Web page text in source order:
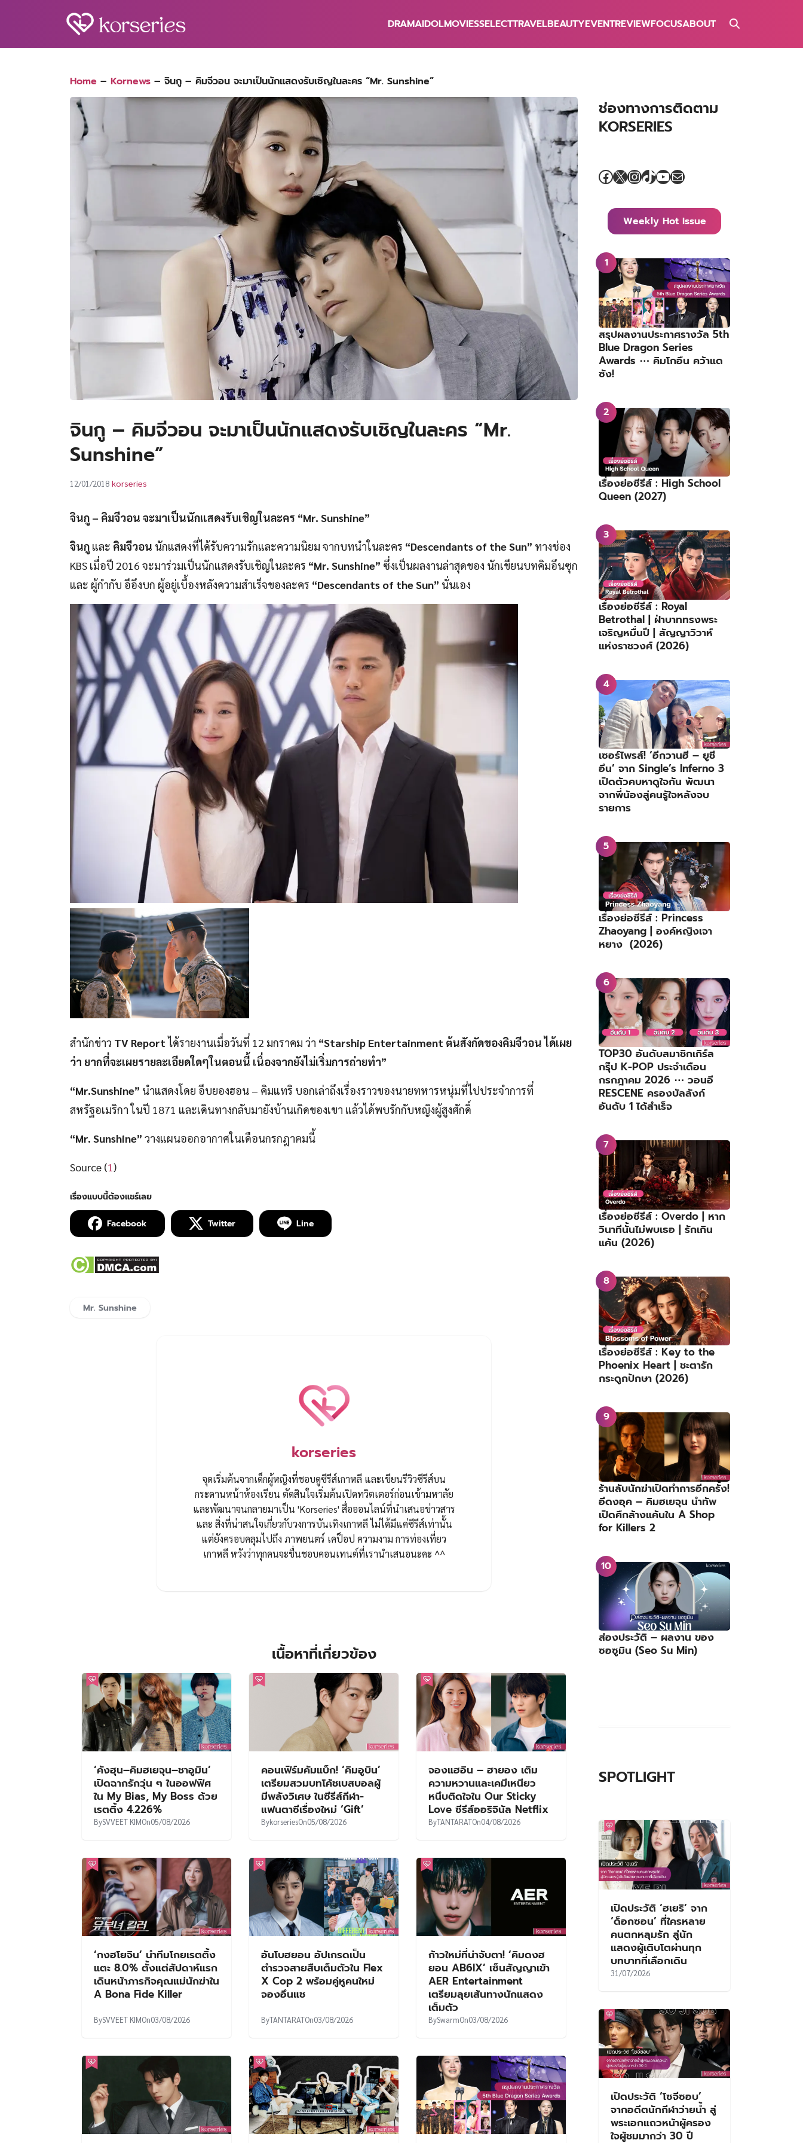
DRAMAIDOLMOVIESSELECTTRAVELBEAUTYEVENTREVIEWFOCUSABOUT
Home – Kornews – จินกู – คิมจีวอน จะมาเป็นนักแสดงรับเชิญในละคร “Mr. Sunshine”
จินกู – คิมจีวอน จะมาเป็นนักแสดงรับเชิญในละคร “Mr.
Sunshine”
12/01/2018 korseries
จินกู – คิมจีวอน จะมาเป็นนักแสดงรับเชิญในละคร “Mr. Sunshine”
จินกู และ คิมจีวอน นักแสดงที่ได้รับความรักและความนิยม จากบทนำในละคร “Descendants of the Sun” ทางช่อง
KBS เมื่อปี 2016 จะมาร่วมเป็นนักแสดงรับเชิญในละคร “Mr. Sunshine” ซึ่งเป็นผลงานล่าสุดของ นักเขียนบทคิมอึนซุก
และ ผู้กำกับ อีอึงบก ผู้อยู่เบื้องหลังความสำเร็จของละคร “Descendants of the Sun” นั่นเอง
สำนักข่าว TV Report ได้รายงานเมื่อวันที่ 12 มกราคม ว่า “Starship Entertainment ต้นสังกัดของคิมจีวอน ได้เผย
ว่า ยากที่จะเผยรายละเอียดใดๆในตอนนี้ เนื่องจากยังไม่เริ่มการถ่ายทำ”
“Mr.Sunshine” นำแสดงโดย อีบยองฮอน – คิมแทริ บอกเล่าถึงเรื่องราวของนายทหารหนุ่มที่ไปประจำการที่
สหรัฐอเมริกา ในปี 1871 และเดินทางกลับมายังบ้านเกิดของเขา แล้วได้พบรักกับหญิงผู้สูงศักดิ์
“Mr. Sunshine” วางแผนออกอากาศในเดือนกรกฎาคมนี้
Source (1)
Facebook Twitter Line
Mr. Sunshine
korseries
จุดเริ่มต้นจากเด็กผู้หญิงที่ชอบดูซีรีส์เกาหลี และเขียนรีวิวซีรีส์บน
กระดานหน้าห้องเรียน ตัดสินใจเริ่มต้นเปิดทวิตเตอร์ก่อนเข้ามหาลัย
และพัฒนาจนกลายมาเป็น 'Korseries' สื่อออนไลน์ที่นำเสนอข่าวสาร
และ สิ่งที่น่าสนใจเกี่ยวกับวงการบันเทิงเกาหลี ไม่ได้มีแค่ซีรีส์เท่านั้น
แต่ยังครอบคลุมไปถึง ภาพยนตร์ เคป็อป ความงาม การท่องเที่ยว
เกาหลี หวังว่าทุกคนจะชื่นชอบคอนเทนต์ที่เรานำเสนอนะคะ ^^
เนื้อหาที่เกี่ยวข้อง
‘คังฮุน–คิมฮเยจุน–ชาอูมิน’
เปิดฉากรักวุ่น ๆ ในออฟฟิศ
ใน My Bias, My Boss ด้วย
เรตติ้ง 4.226%
BySVVEET KIMOn05/08/2026
คอนเฟิร์มคัมแบ็ก! ‘คิมอูบิน’
เตรียมสวมบทโค้ชเบสบอลผู้
มีพลังวิเศษ ในซีรีส์กีฬา-
แฟนตาซีเรื่องใหม่ ‘Gift’
BykorseriesOn05/08/2026
จองแฮอิน – ฮายอง เติม
ความหวานและเคมีเหนียว
หนึบติดใจใน Our Sticky
Love ซีรีส์ออริจินัล Netflix
ByTANTARATOn04/08/2026
‘กงฮโยจิน’ นำทีมโกยเรตติ้ง
แตะ 8.0% ตั้งแต่สัปดาห์แรก
เดินหน้าภารกิจคุณแม่นักฆ่าใน
A Bona Fide Killer
BySVVEET KIMOn03/08/2026
อันโบฮยอน อัปเกรดเป็น
ตำรวจสายสืบเต็มตัวใน Flex
X Cop 2 พร้อมคู่หูคนใหม่
จองอึนแช
ByTANTARATOn03/08/2026
ก้าวใหม่ที่น่าจับตา! ‘คิมดงฮ
ยอน AB6IX’ เซ็นสัญญาเข้า
AER Entertainment
เตรียมลุยเส้นทางนักแสดง
เต็มตัว
BySwarmOn03/08/2026
ช่องทางการติดตาม
KORSERIES
Facebook
X Instagram
TikTok
YouTube
Mail
Weekly Hot Issue
สรุปผลงานประกาศรางวัล 5th
Blue Dragon Series
Awards ⋯ คิมโกอึน คว้าแด
ซัง!
เรื่องย่อซีรีส์ : High School
Queen (2027)
เรื่องย่อซีรีส์ : Royal
Betrothal | ฝ่าบาททรงพระ
เจริญหมื่นปี | สัญญาวิวาห์
แห่งราชวงศ์ (2026)
เซอร์ไพรส์! ‘อีกวานฮี – ยูชี
อึน’ จาก Single’s Inferno 3
เปิดตัวคบหาดูใจกัน พัฒนา
จากพี่น้องสู่คนรู้ใจหลังจบ
รายการ
เรื่องย่อซีรีส์ : Princess
Zhaoyang | องค์หญิงเจา
หยาง (2026)
TOP30 อันดับสมาชิกเกิร์ล
กรุ๊ป K-POP ประจำเดือน
กรกฎาคม 2026 ⋯ วอนอี
RESCENE ครองบัลลังก์
อันดับ 1 ได้สำเร็จ
เรื่องย่อซีรีส์ : Overdo | หาก
วินาทีนั้นไม่พบเธอ | รักเกิน
แค้น (2026)
เรื่องย่อซีรีส์ : Key to the
Phoenix Heart | ชะตารัก
กระดูกปักษา (2026)
ร้านลับนักฆ่าเปิดทำการอีกครั้ง!
อีดงอุค – คิมฮเยจุน นำทัพ
เปิดศึกล้างแค้นใน A Shop
for Killers 2
ส่องประวัติ – ผลงาน ของ
ซอซูมิน (Seo Su Min)
SPOTLIGHT
เปิดประวัติ ‘ฮเยริ’ จาก
‘ด็อกซอน’ ที่ใครหลาย
คนตกหลุมรัก สู่นัก
แสดงผู้เติบโตผ่านทุก
บทบาทที่เลือกเดิน
31/07/2026
เปิดประวัติ ‘โซจีซอบ’
จากอดีตนักกีฬาว่ายน้ำ สู่
พระเอกแถวหน้าผู้ครอง
ใจผู้ชมมากว่า 30 ปี